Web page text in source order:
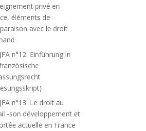
privé en
éléments de
avec le droit
n°12: Einführung in
n°13: Le droit au
-son développement et
actuelle en France